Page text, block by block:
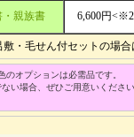
・親族書 6,600円
敷・毛せん付セットの
のオプションは必需品です。
ない場合、ぜひご用意いください